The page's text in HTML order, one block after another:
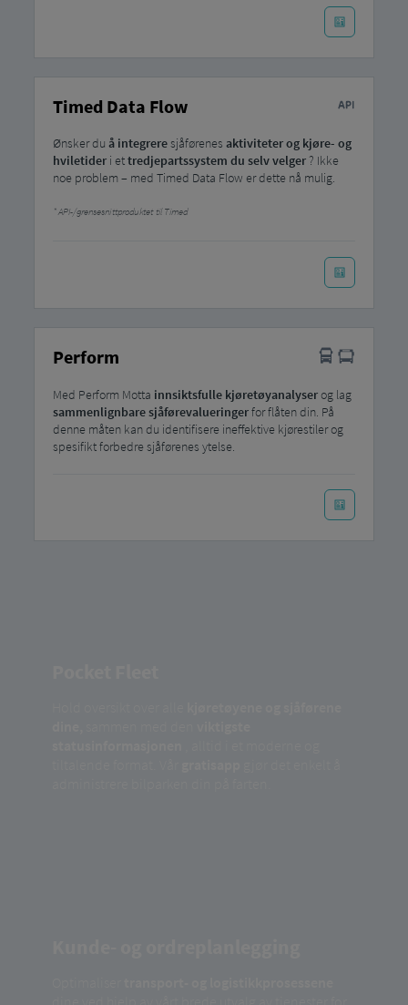
Timed Data Flow
Ønsker du å integreresjåførenes aktiviteter og kjøre- og
hviletideri ettredjepartssystem du selv velger? Ikke
noe problem – med Timed Data Flow er dette nå mulig.
API-/grensesnittproduktet til Timed
Perform
Med Perform Motta innsiktsfulle kjøretøyanalyserog lag
sammenlignbare sjåførevalueringerfor flåten din. På
denne måten kan du identifisere ineffektive kjørestiler og
spesifikt forbedre sjåførenes ytelse.